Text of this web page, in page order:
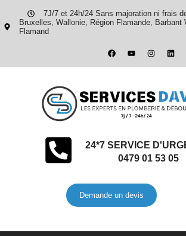
7J/7 et 24h/24 Sans majoration ni frais
Bruxelles, Wallonie, Région Flamande, Barbant
Flamand
24*7 SERVICE
0479 01 53 05
Demande un devis